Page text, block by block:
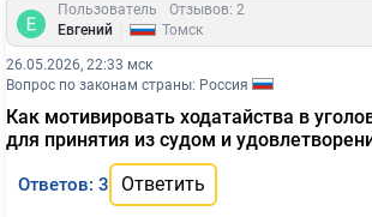
Пользователь
Отзывов: 2
Евгений
Томск
26.05.2026, 22:33 мск
Вопрос по законам страны: Россия
Как мотивировать ходатайства в
для принятия из судом и
Ответов: 3 Ответить